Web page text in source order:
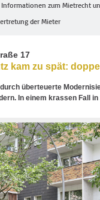
zum Mietrecht
der Mieter
17
kam zu spät:
überteuerte
In einem krassen Fall